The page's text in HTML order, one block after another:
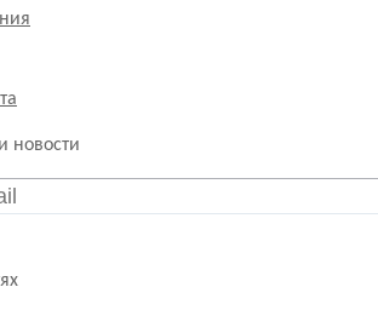
новости